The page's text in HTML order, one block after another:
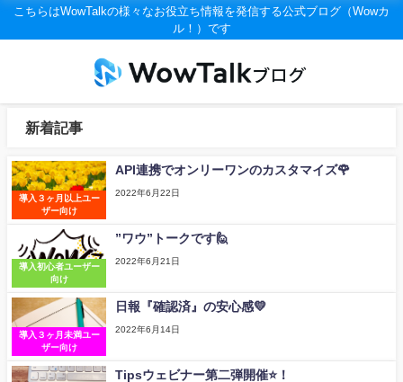
こちらはWowTalkの様々なお役立ち情報を発信する公式ブログ（Wowカ
ル！）です
新着記事
導入３ヶ月以上ユー
ザー向け
API連携でオンリーワンのカスタマイズ🌹
2022年6月22日
導入初心者ユーザー
向け
”ワウ”トークです🙋
2022年6月21日
導入３ヶ月未満ユー
ザー向け
日報『確認済』の安心感💛
2022年6月14日
Tipsウェビナー第二弾開催⭐！